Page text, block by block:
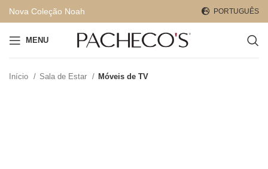
Nova Coleção Noah PORTUGUÊS
MENU
Início Sala de Estar Móveis de TV